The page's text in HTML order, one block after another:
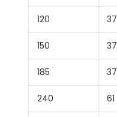
120 37
150 37
185 37
240 61